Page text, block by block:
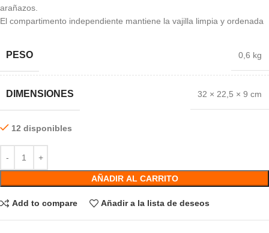
arañazos.
El compartimento independiente mantiene la vajilla limpia y ordenada
PESO 0,6 kg
DIMENSIONES 32 × 22,5 × 9 cm
12 disponibles
AÑADIR AL CARRITO
Add to compare Añadir a la lista de deseos